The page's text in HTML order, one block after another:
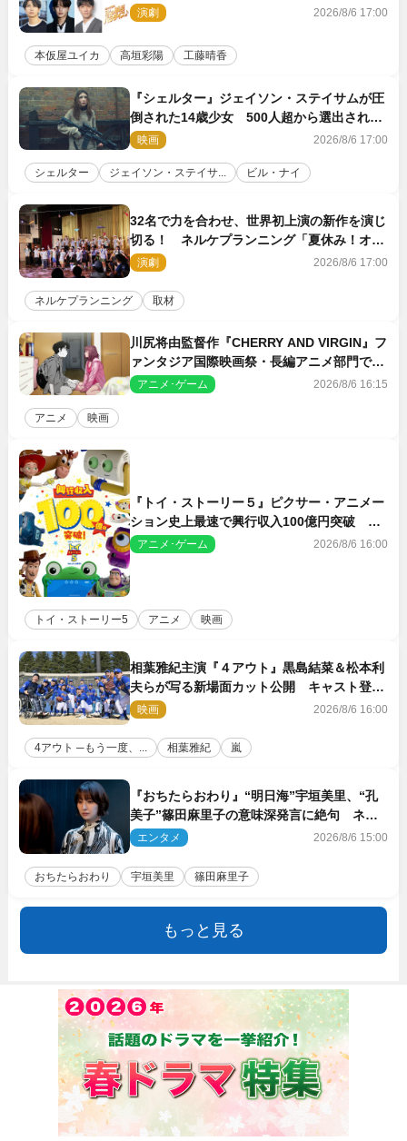
演劇 2026/8/6 17:00
本仮屋ユイカ 高垣彩陽 工藤晴香
『シェルター』ジェイソン・ステイサムが圧
倒された14歳少女 500人超から選出された
新鋭ボディ・レイ・ブレスナックとは
映画 2026/8/6 17:00
シェルター ジェイソン・ステイサ... ビル・ナイ
32名で力を合わせ、世界初上演の新作を演じ
切る！ ネルケプランニング「夏休み！オ
ン・ワークショップ2026」レポート【最終
日】
演劇 2026/8/6 17:00
ネルケプランニング 取材
川尻将由監督作『CHERRY AND VIRGIN』フ
ァンタジア国際映画祭・長編アニメ部門で観
客賞・金賞受賞！
アニメ･ゲーム 2026/8/6 16:15
アニメ 映画
『トイ・ストーリー５』ピクサー・アニメー
ション史上最速で興行収入100億円突破 シ
リーズNo.1興収が目前
アニメ･ゲーム 2026/8/6 16:00
トイ・ストーリー5 アニメ 映画
相葉雅紀主演『４アウト』黒島結菜＆松本利
夫らが写る新場面カット公開 キャスト登壇
イベントも決定
映画 2026/8/6 16:00
4アウト ─もう一度、... 相葉雅紀 嵐
『おちたらおわり』“明日海”宇垣美里、“孔
美子”篠田麻里子の意味深発言に絶句 ネッ
ト驚き「まさか」「意外な展開」
エンタメ 2026/8/6 15:00
おちたらおわり 宇垣美里 篠田麻里子
もっと見る